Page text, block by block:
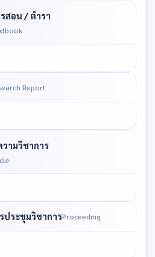
สอน / ตำรา
Report
ามวิชาการ
ประชุมวิชาการProceeding